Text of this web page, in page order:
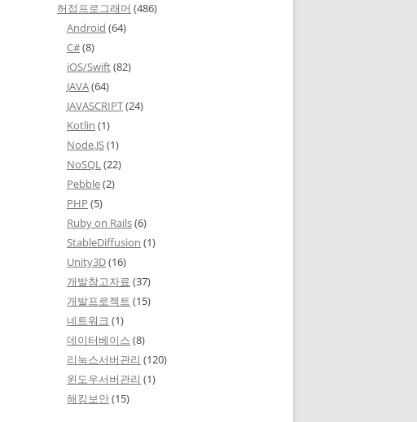
허접프로그래머 (486)
Android (64)
C#(8)
iOS/Swift(82)
JAVA(64)
JAVASCRIPT(24)
Kotlin (1)
Node.JS(1)
NoSQL(22)
Pebble(2)
PHP (5)
Ruby on Rails(6)
StableDiffusion (1)
Unity3D(16)
개발참고자료 (37)
개발프로젝트 (15)
네트워크 (1)
데이터베이스 (8)
리눅스서버관리 (120)
윈도우서버관리 (1)
해킹보안(15)